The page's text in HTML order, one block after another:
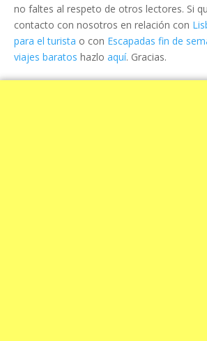
no faltes al respeto de otros lectores. Si
contacto con nosotros en relación con
para el turista o con Escapadas fin de
viajes baratos hazlo aquí. Gracias.